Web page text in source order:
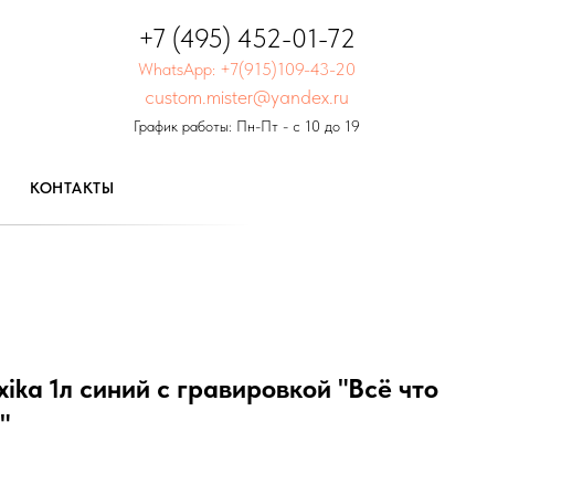
+7 (495) 452-01-72
WhatsApp: +7(915)109-43-20
custom.mister@yandex.ru
График работы: Пн-Пт - с 10 до 19
КОНТАКТЫ
1л синий с гравировкой "Всё что